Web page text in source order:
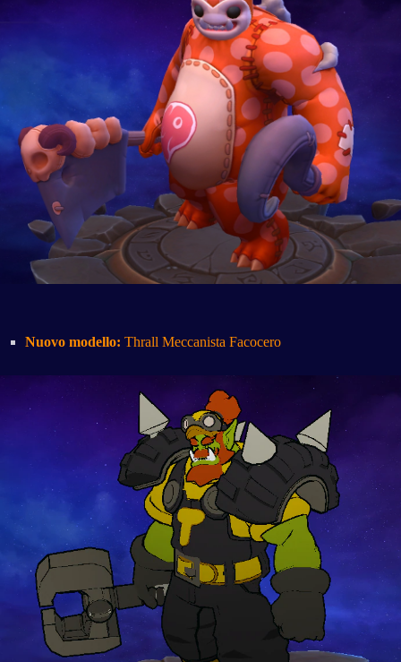
Nuovo modello: Thrall Meccanista Facocero